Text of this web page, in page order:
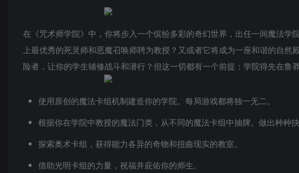
在《咒术师学院》中，你将步入一个缤纷多彩的奇幻世界，出任一间魔法
上最优秀的死灵师和恶魔召唤师聘为教授？又或者它将成为一座和谐的自然
险者，让你的学生辅修战斗和潜行？但这一切都有一个前提：学院得先在鲁
使用原创的魔法卡组机制建造你的学院。每局游戏都将独一无二。
根据你在学院中教授的魔法门类，从不同的魔法卡组中抽牌。做出种种
探索奥术卡组，获得能力各异的奇物和扭曲现实的教室。
借助光明卡组的力量，祝福并庇佑你的师生。